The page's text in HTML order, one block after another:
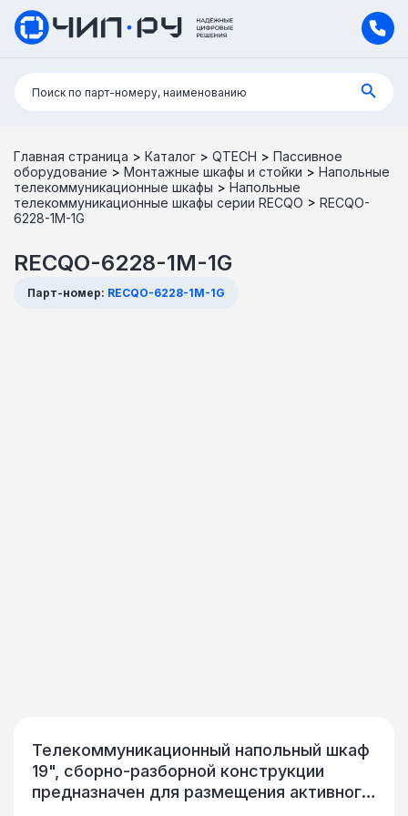
Поиск:
Поиск по парт-номеру, наименованию
Главная страница > Каталог > QTECH > Пассивное
оборудование > Монтажные шкафы и стойки > Напольные
телекоммуникационные шкафы > Напольные
телекоммуникационные шкафы серии RECQO > RECQO-
6228-1M-1G
RECQO-6228-1M-1G
Парт-номер: RECQO-6228-1M-1G
Телекоммуникационный напольный шкаф
19", сборно-разборной конструкции
предназначен для размещения активного